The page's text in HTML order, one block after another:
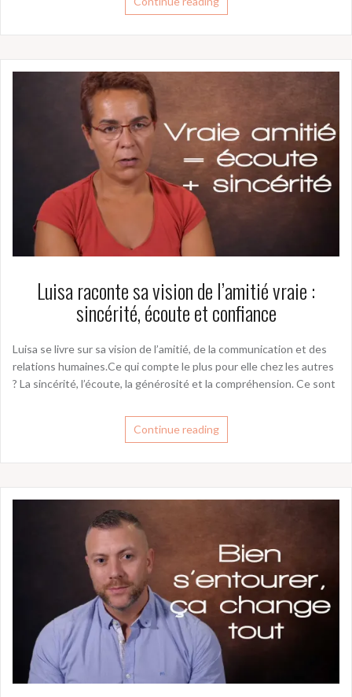
Luisa raconte sa vision de l’amitié vraie :
sincérité, écoute et confiance
Luisa se livre sur sa vision de l’amitié, de la communication et des
relations humaines.Ce qui compte le plus pour elle chez les autres
? La sincérité, l’écoute, la générosité et la compréhension. Ce sont
Continue reading